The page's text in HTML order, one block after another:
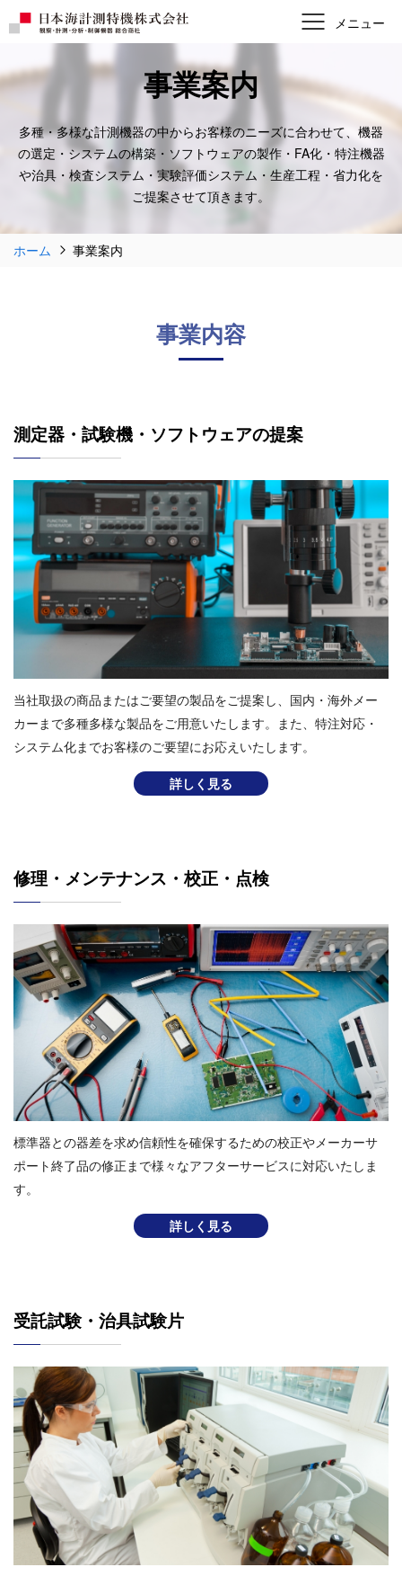
事業案内
多種・多様な計測機器の中からお客様のニーズに合わせて、 機器
の選定・システムの構築・ソフトウェアの製作・FA化・特注機器
や治具・検査システム・実験評価システム・生産工程・省力化を
ご提案させて頂きます。
ホーム 事業案内
事業内容
測定器・試験機・ソフトウェアの提案
当社取扱の商品またはご要望の製品をご提案し、国内・海外メー
カーまで多種多様な製品をご⽤意いたします。また、特注対応・
システム化までお客様のご要望にお応えいたします。
詳しく見る
修理・メンテナンス・校正・点検
標準器との器差を求め信頼性を確保するための校正やメーカーサ
ポート終了品の修正まで様々なアフターサービスに対応いたしま
す。
詳しく見る
受託試験・治具試験⽚